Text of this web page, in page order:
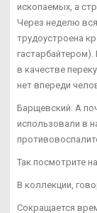
ископаемых, а
Через неделю
трудоустроена
в качестве
нет впереди
Барщевский: А
использовали в
Так посмотрите
В коллекции,
Сокращается